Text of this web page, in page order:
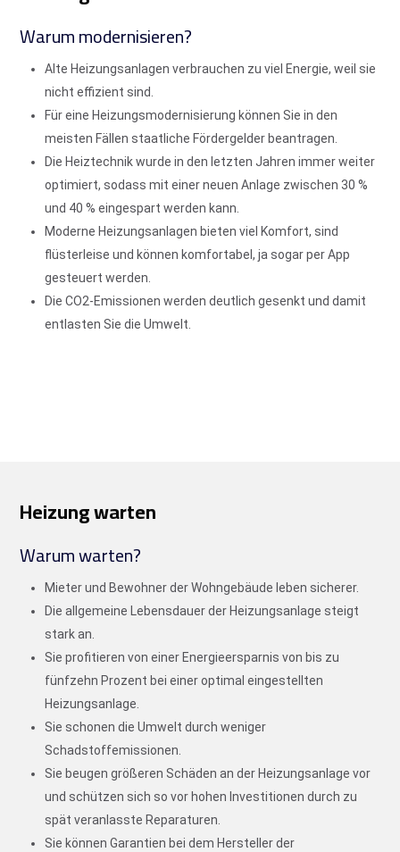
Warum modernisieren?
Alte Heizungsanlagen verbrauchen zu viel Energie, weil sie
nicht effizient sind.
Für eine Heizungsmodernisierung können Sie in den
meisten Fällen staatliche Fördergelder beantragen.
Die Heiztechnik wurde in den letzten Jahren immer weiter
optimiert, sodass mit einer neuen Anlage zwischen 30 %
und 40 % eingespart werden kann.
Moderne Heizungsanlagen bieten viel Komfort, sind
flüsterleise und können komfortabel, ja sogar per App
gesteuert werden.
Die CO2-Emissionen werden deutlich gesenkt und damit
entlasten Sie die Umwelt.
Heizung warten
Warum warten?
Mieter und Bewohner der Wohngebäude leben sicherer.
Die allgemeine Lebensdauer der Heizungsanlage steigt
stark an.
Sie profitieren von einer Energieersparnis von bis zu
fünfzehn Prozent bei einer optimal eingestellten
Heizungsanlage.
Sie schonen die Umwelt durch weniger
Schadstoffemissionen.
Sie beugen größeren Schäden an der Heizungsanlage vor
und schützen sich so vor hohen Investitionen durch zu
spät veranlasste Reparaturen.
Sie können Garantien bei dem Hersteller der